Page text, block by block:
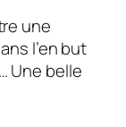
une
l’en but
Une belle